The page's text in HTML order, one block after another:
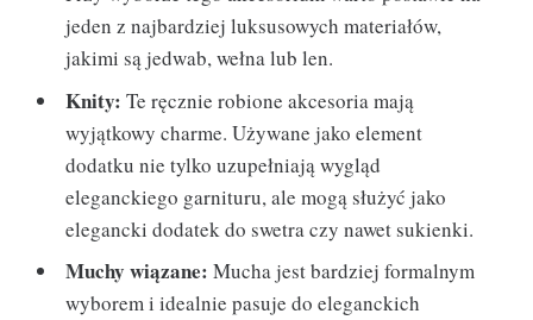
jeden z najbardziej luksusowych materiałów,
jakimi są jedwab, wełna lub len.
Knity: Te ręcznie robione akcesoria mają
wyjątkowy charme. Używane jako element
dodatku nie tylko uzupełniają wygląd
eleganckiego garnituru, ale mogą służyć jako
elegancki dodatek do swetra czy nawet sukienki.
Muchy wiązane: Mucha jest bardziej formalnym
wyborem i idealnie pasuje do eleganckich